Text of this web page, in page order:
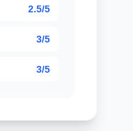
2.5/5
3/5
3/5